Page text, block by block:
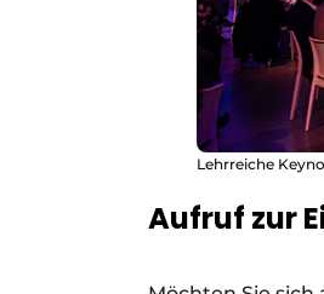
Lehrreiche
Aufruf zur